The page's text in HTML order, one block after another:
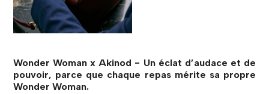
Wonder Woman x Akinod - Un éclat d’audace et de
pouvoir, parce que chaque repas mérite sa propre
Wonder Woman.